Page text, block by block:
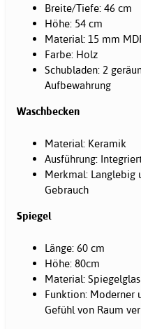
Breite/Tiefe: 46 cm
Höhe: 54 cm
Material: 15 mm
Farbe: Holz
Schubladen: 2
Aufbewahrung
Waschbecken
Material: Keramik
Ausführung:
Merkmal: Langlebig
Gebrauch
Spiegel
Länge: 60 cm
Höhe: 80cm
Material:
Funktion: Moderner
Gefühl von Raum